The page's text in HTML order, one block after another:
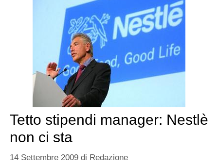
Tetto stipendi manager: Nestlè
non ci sta
14 Settembre 2009 di Redazione